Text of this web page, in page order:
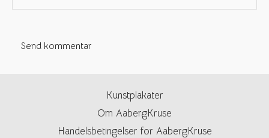
Kunstplakater
Om AabergKruse
Handelsbetingelser for AabergKruse